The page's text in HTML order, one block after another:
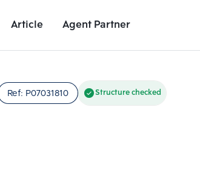
Article Agent Partner
Project Details
Ref: P07031810 Structure checked